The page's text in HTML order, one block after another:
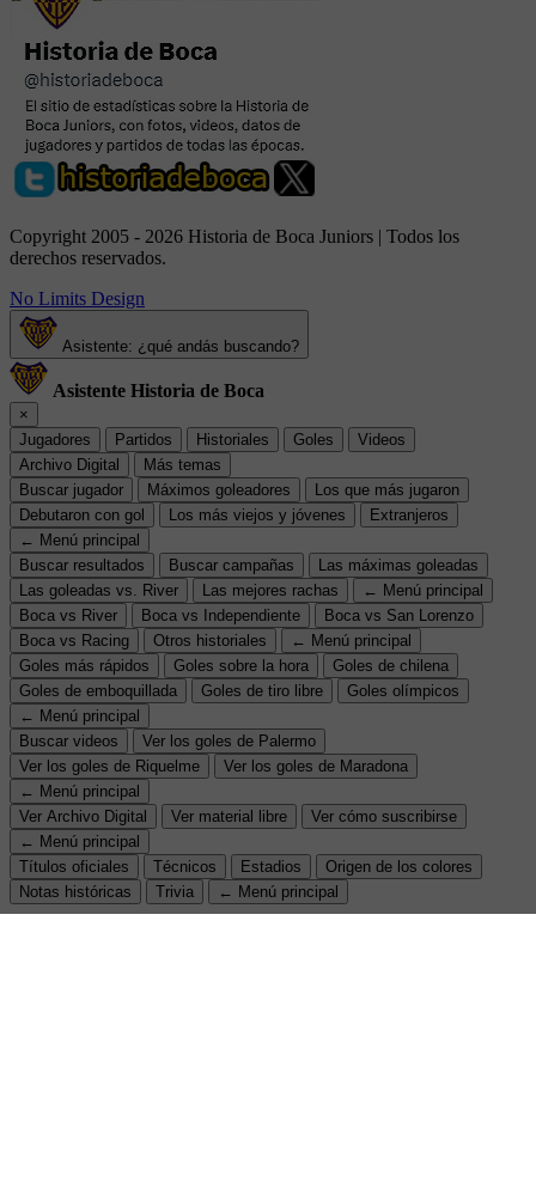
Copyright 2005 - 2026 Historia de Boca Juniors | Todos los
derechos reservados.
No Limits Design
Asistente: ¿qué andás buscando?
Asistente Historia de Boca
×
Jugadores
Partidos Historiales Goles
Videos
Archivo Digital
Más temas
Buscar jugador
Máximos goleadores
Los que más jugaron
Debutaron con gol
Los más viejos y jóvenes
Extranjeros
← Menú principal
Buscar resultados
Buscar campañas
Las máximas goleadas
Las goleadas vs. River
Las mejores rachas
← Menú principal
Boca vs River
Boca vs Independiente
Boca vs San Lorenzo
Boca vs Racing
Otros historiales
← Menú principal
Goles más rápidos
Goles sobre la hora
Goles de chilena
Goles de emboquillada
Goles de tiro libre
Goles olímpicos
← Menú principal
Buscar videos
Ver los goles de Palermo
Ver los goles de Riquelme
Ver los goles de Maradona
← Menú principal
Ver Archivo Digital
Ver material libre
Ver cómo suscribirse
← Menú principal
Títulos oficiales
Técnicos Estadios
Origen de los colores
Notas históricas
Trivia ← Menú principal